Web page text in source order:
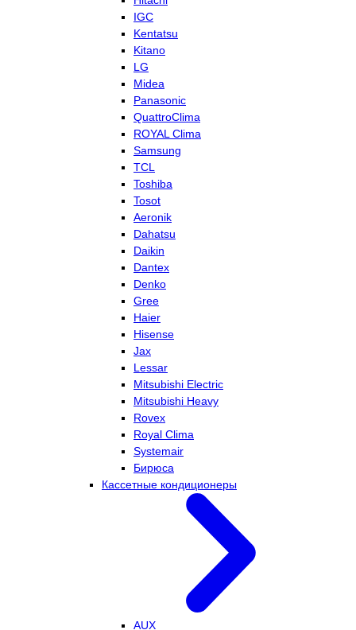
IGC
Kentatsu
Kitano
LG
Midea
Panasonic
QuattroClima
ROYAL Clima
Samsung
TCL
Toshiba
Tosot
Aeronik
Dahatsu
Daikin
Dantex
Denko
Gree
Haier
Hisense
Jax
Lessar
Mitsubishi Electric
Mitsubishi Heavy
Rovex
Royal Clima
Systemair
Бирюса
Кассетные кондиционеры
AUX